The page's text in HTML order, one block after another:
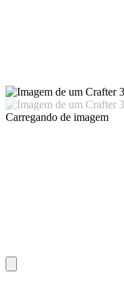
Carregando de imagem